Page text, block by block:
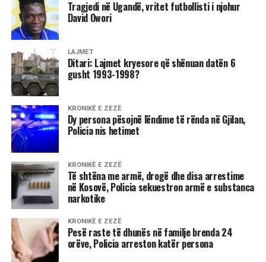
/BBC/
D.L
Tragjedi në Ugandë, vritet futbollisti i njohur
David Owori
LAJMET
Ditari: Lajmet kryesore që shënuan datën 6
gusht 1993-1998?
KRONIKË E ZEZË
Dy persona pësojnë lëndime të rënda në Gjilan,
Policia nis hetimet
KRONIKË E ZEZË
Të shtëna me armë, drogë dhe disa arrestime
në Kosovë, Policia sekuestron armë e substanca
narkotike
KRONIKË E ZEZË
Pesë raste të dhunës në familje brenda 24
orëve, Policia arreston katër persona